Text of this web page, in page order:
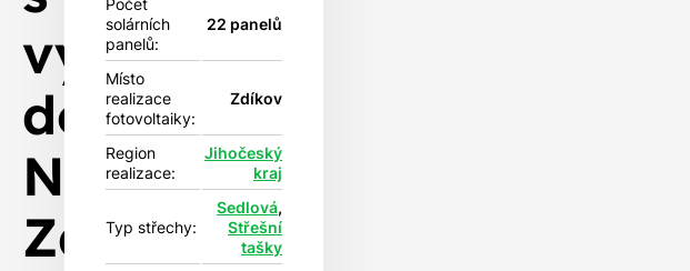
vyřízením
dotace
NZÚ-
Zdíkov
Počet
solárních
panelů:
22 panelů
Místo
realizace
fotovoltaiky:
Zdíkov
Region
realizace:
Jihočeský
kraj
Typ střechy:
Sedlová,
Střešní
tašky